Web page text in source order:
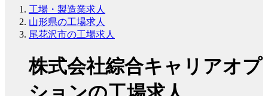
工場・製造業求人
山形県の工場求人
尾花沢市の工場求人
株式会社綜合キャリアオプ